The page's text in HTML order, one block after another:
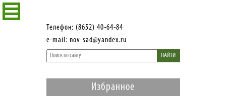
Телефон: (8652) 40-64-84
e-mail: nov-sad@yandex.ru
НАЙТИ
Избранное